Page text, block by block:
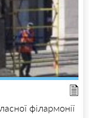
філармонії